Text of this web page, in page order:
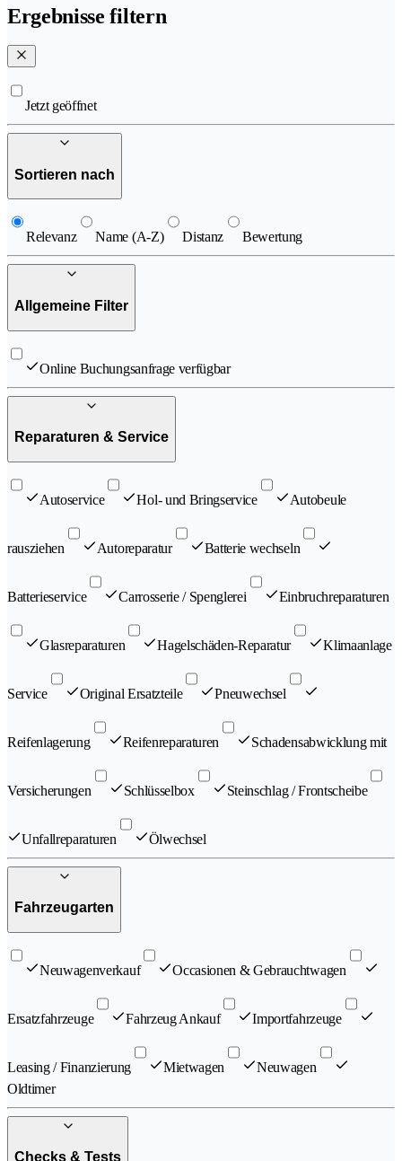
Ergebnisse filtern
Jetzt geöffnet
Sortieren nach
Relevanz Name (A-Z) Distanz Bewertung
Allgemeine Filter
Online Buchungsanfrage verfügbar
Reparaturen & Service
Autoservice Hol- und Bringservice Autobeule
rausziehen Autoreparatur Batterie wechseln
Batterieservice Carrosserie / Spenglerei Einbruchreparaturen
Glasreparaturen Hagelschäden-Reparatur Klimaanlage
Service Original Ersatzteile Pneuwechsel
Reifenlagerung Reifenreparaturen Schadensabwicklung mit
Versicherungen Schlüsselbox Steinschlag / Frontscheibe
Unfallreparaturen Ölwechsel
Fahrzeugarten
Neuwagenverkauf Occasionen & Gebrauchtwagen
Ersatzfahrzeuge Fahrzeug Ankauf Importfahrzeuge
Leasing / Finanzierung Mietwagen
Neuwagen
Oldtimer
Checks & Tests